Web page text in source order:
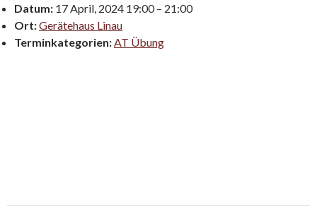
Datum: 17 April, 2024 19:00– 21:00
Ort:Gerätehaus Linau
Terminkategorien:AT Übung